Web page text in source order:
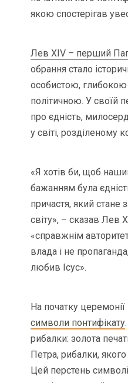
якою спостерігав
Лев XIV – перший
обрання стало
особистою, глибокою
політичною. У своїй
про єдність,
у світі, розділеному
«Я хотів би, щоб
бажанням була
причастя, який
світу», – сказав Лев
«справжнім
влада і не
любив Ісус».
На початку
символи понтифікату
рибалки: золота
Петра, рибалки,
Цей перстень